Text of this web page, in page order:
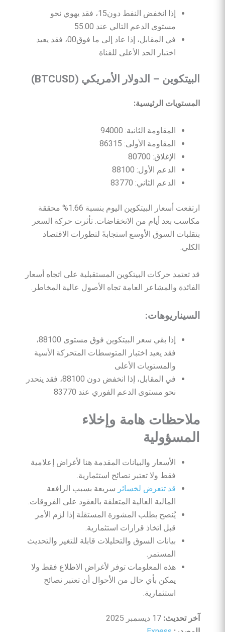
إذا انخفض النفط دون15، فقد يهوي نحو
مستوى الدعم التالي عند 55.00
في المقابل، إذا عاد إلى ما فوق00، فقد يعيد
اختبار الحد الأعلى للقناة
البيتكوين – الدولار الأمريكي (BTCUSD)
المستويات الرئيسية:
المقاومة الثانية: 94000
المقاومة الأولى: 86315
الإغلاق: 80700
الدعم الأول: 88100
الدعم الثاني: 83770
ارتفعت أسعار البيتكوين اليوم بنسبة 1.66% محققة
مكاسب بعد أيام من الانخفاضات. تأثرت حركة السعر
بتقلبات السوق الأوسع استجابةً لتطورات الاقتصاد
الكلي.
قد تعتمد حركات البيتكوين المستقبلية على اتجاه أسعار
الفائدة والمشاعر العامة تجاه الأصول عالية المخاطر.
السيناريوهات:
إذا بقي سعر البيتكوين فوق مستوى 88100،
فقد يعيد اختبار المتوسطات المتحركة الأسية
والمستويات الأعلى
في المقابل، إذا انخفض دون 88100، فقد ينحدر
نحو مستوى الدعم الفوري عند 83770
ملاحظات هامة وإخلاء
المسؤولية
الأسعار والبيانات المقدمة هنا لأغراض إعلامية
فقط ولا تعتبر نصائح استثمارية.
قد تتعرض لخسائر سريعة بسبب الرافعة
المالية العالية المتعلقة بالعقود على الفروقات.
يُنصح بطلب المشورة المستقلة إذا لزم الأمر
قبل اتخاذ قرارات استثمارية.
بيانات السوق والتحليلات قابلة للتغير والتحديث
المستمر.
هذه المعلومات توفر لأغراض الاطلاع فقط ولا
يمكن بأي حال من الأحوال أن تعتبر نصائح
استثمارية.
آخر تحديث: